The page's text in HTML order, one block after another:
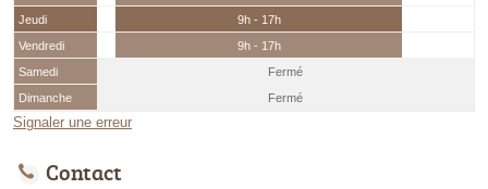
Jeudi
9h - 17h
Vendredi
9h - 17h
Samedi
Fermé
Dimanche
Fermé
Signaler une erreur
Contact